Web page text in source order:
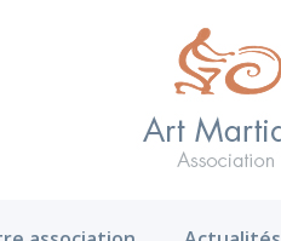
Notre association